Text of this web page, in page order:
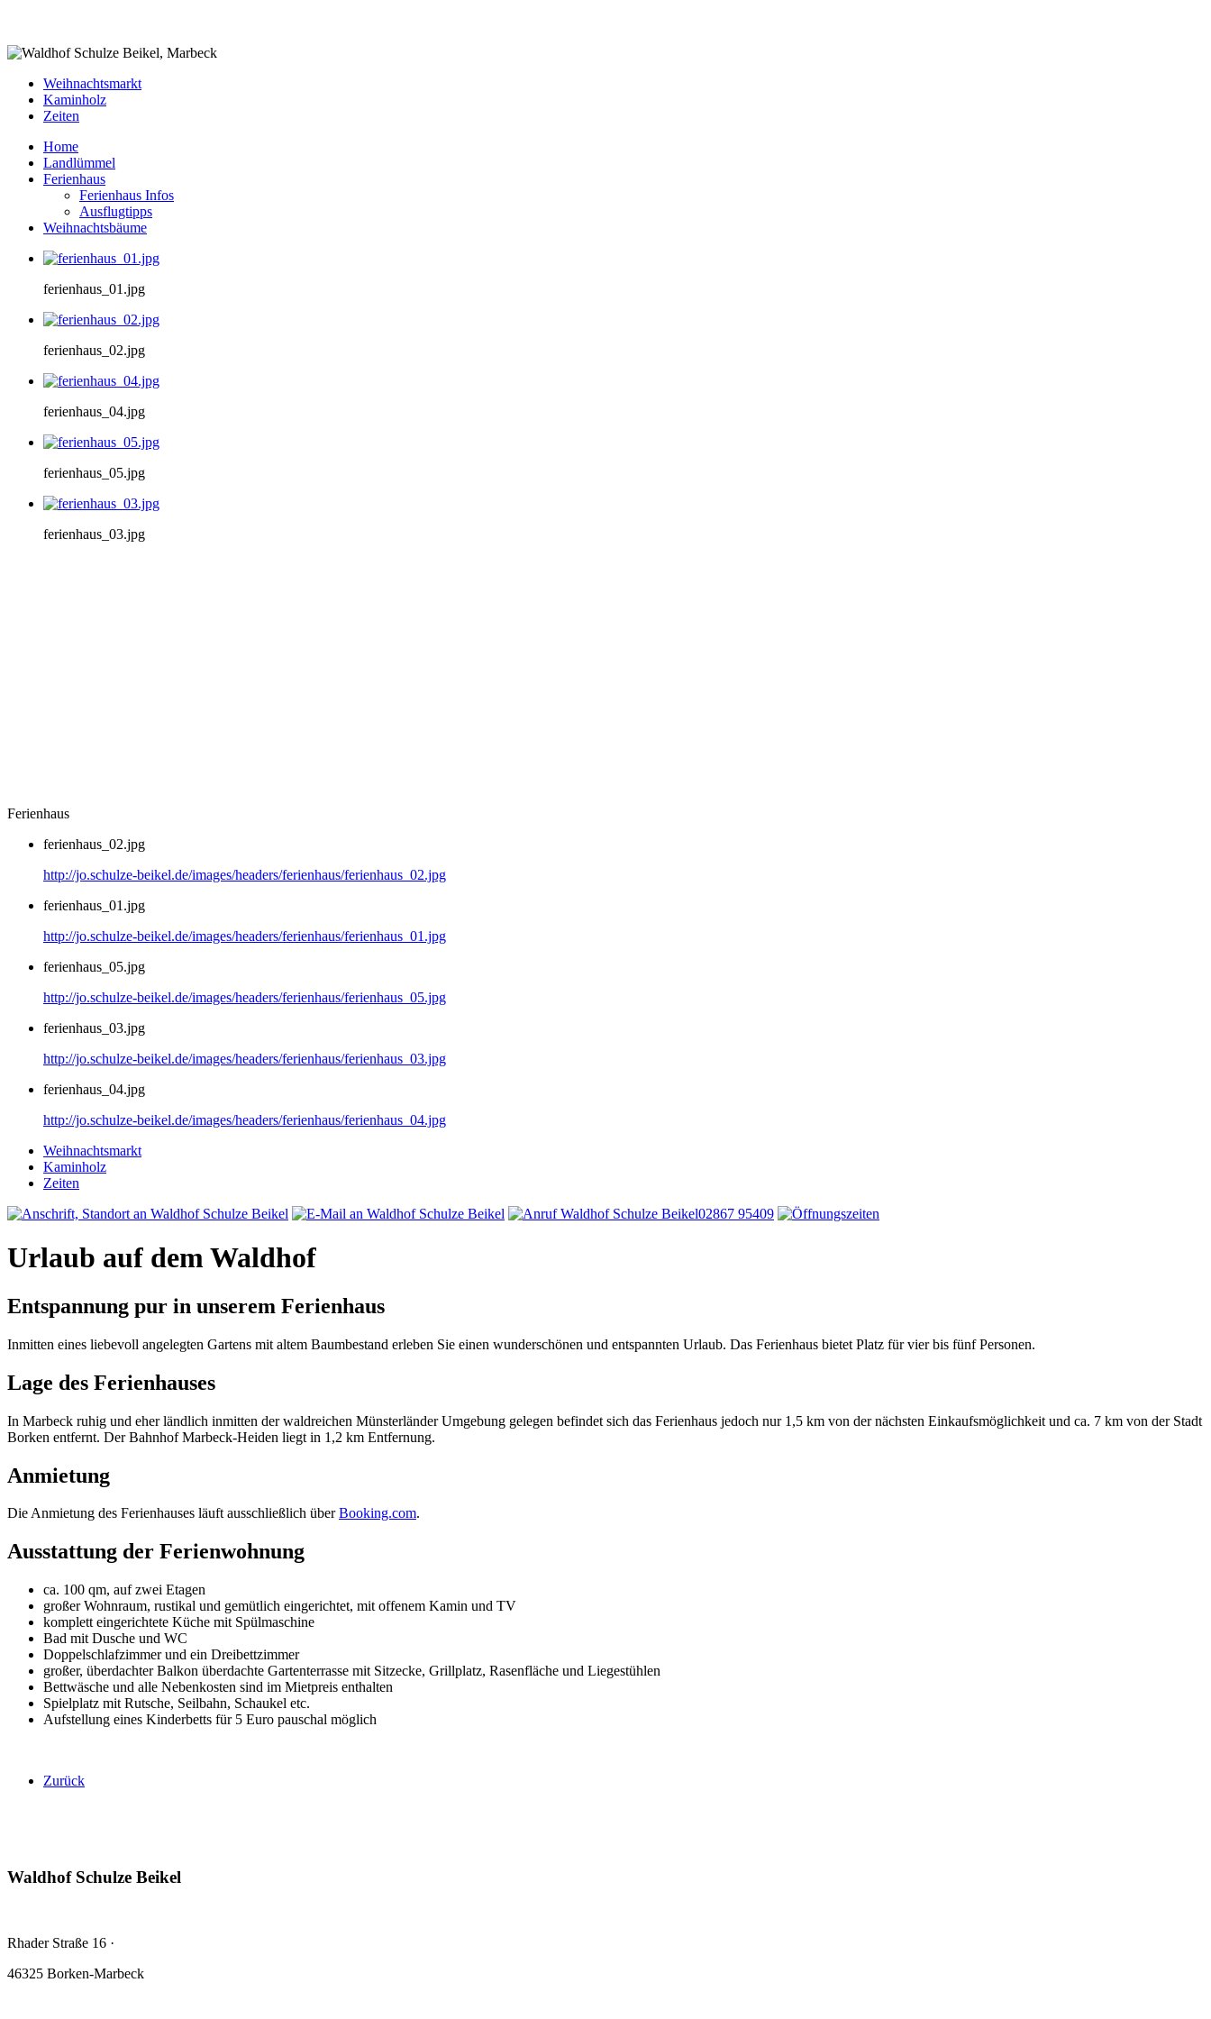
Weihnachtsmarkt
Kaminholz
Zeiten
Home
Landlümmel
Ferienhaus
Ferienhaus Infos
Ausflugtipps
Weihnachtsbäume
ferienhaus_01.jpg
ferienhaus_02.jpg
ferienhaus_04.jpg
ferienhaus_05.jpg
ferienhaus_03.jpg
Ferienhaus
ferienhaus_02.jpg
http://jo.schulze-beikel.de/images/headers/ferienhaus/ferienhaus_02.jpg
ferienhaus_01.jpg
http://jo.schulze-beikel.de/images/headers/ferienhaus/ferienhaus_01.jpg
ferienhaus_05.jpg
http://jo.schulze-beikel.de/images/headers/ferienhaus/ferienhaus_05.jpg
ferienhaus_03.jpg
http://jo.schulze-beikel.de/images/headers/ferienhaus/ferienhaus_03.jpg
ferienhaus_04.jpg
http://jo.schulze-beikel.de/images/headers/ferienhaus/ferienhaus_04.jpg
Weihnachtsmarkt
Kaminholz
Zeiten
02867 95409
Urlaub auf dem Waldhof
Entspannung pur in unserem Ferienhaus
Inmitten eines liebevoll angelegten Gartens mit altem Baumbestand erleben Sie einen wunderschönen und entspannten Urlaub. Das Ferienhaus bietet Platz für vier bis fünf Personen.
Lage des Ferienhauses
In Marbeck ruhig und eher ländlich inmitten der waldreichen Münsterländer Umgebung gelegen befindet sich das Ferienhaus jedoch nur 1,5 km von der nächsten Einkaufsmöglichkeit und ca. 7 km von der Stadt
Borken entfernt. Der Bahnhof Marbeck-Heiden liegt in 1,2 km Entfernung.
Anmietung
Die Anmietung des Ferienhauses läuft ausschließlich überBooking.com.
Ausstattung der Ferienwohnung
ca. 100 qm, auf zwei Etagen
großer Wohnraum, rustikal und gemütlich eingerichtet, mit offenem Kamin und TV
komplett eingerichtete Küche mit Spülmaschine
Bad mit Dusche und WC
Doppelschlafzimmer und ein Dreibettzimmer
großer, überdachter Balkon überdachte Gartenterrasse mit Sitzecke, Grillplatz, Rasenfläche und Liegestühlen
Bettwäsche und alle Nebenkosten sind im Mietpreis enthalten
Spielplatz mit Rutsche, Seilbahn, Schaukel etc.
Aufstellung eines Kinderbetts für 5 Euro pauschal möglich
Zurück
Waldhof Schulze Beikel
Rhader Straße 16 ·
46325 Borken-Marbeck